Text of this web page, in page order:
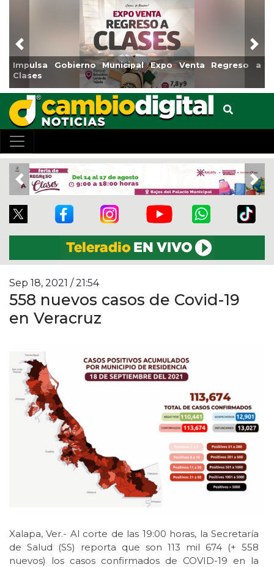
Venta Regreso a
Reabrirá Coatzacoalcos la
Centro
Previous
Previous
Sep 18, 2021 / 21:54
558 nuevos casos de Covid-19
en Veracruz
Xalapa, Ver.- Al corte de las 19:00 horas, la Secretaría
de Salud (SS) reporta que son 113 mil 674 (+ 558
nuevos) los casos confirmados de COVID-19 en la